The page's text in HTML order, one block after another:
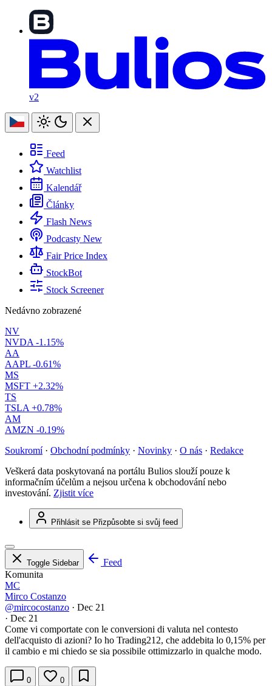
v2
Feed
Watchlist
Kalendář
Články
Flash News
Podcasty New
Fair Price Index
StockBot
Stock Screener
Nedávno zobrazené
NV
NVDA -1.15%
AA
AAPL -0.61%
MS
MSFT +2.32%
TS
TSLA +0.78%
AM
AMZN -0.19%
Soukromí · Obchodní podmínky · Novinky · O nás · Redakce
Veškerá data poskytovaná na portálu Bulios slouží pouze k
informačním účelům a nejsou určena k obchodování nebo
investování. Zjistit více
Přihlásit se Přizpůsobte si svůj feed
Toggle Sidebar
Feed
Komunita
MC
Mirco Costanzo
@mircocostanzo · Dec 21
· Dec 21
Come vi comportate con le conversioni di valuta nel contesto
dell'acquisto di azioni? Io ho Trading212, che addebita lo 0,15% per
il cambio e mi chiedo se sia possibile ottimizzarlo in qualche modo.
0 0